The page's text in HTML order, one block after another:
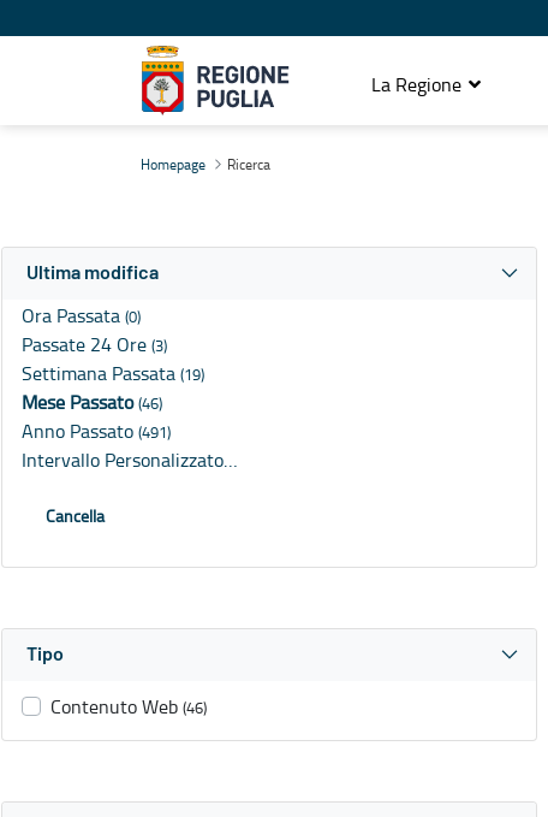
La Regione
Homepage Ricerca
Ultima modifica
Ora Passata (0)
Passate 24 Ore (3)
Settimana Passata (19)
Mese Passato(46)
Anno Passato (491)
Intervallo Personalizzato…
Cancella
Tipo
Contenuto Web (46)